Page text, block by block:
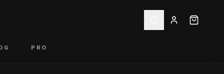
PRO